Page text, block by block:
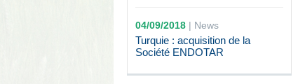
04/09/2018| News
Turquie : acquisition de la
Société ENDOTAR